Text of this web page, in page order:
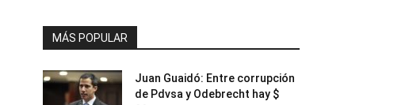
MÁS POPULAR
Juan Guaidó: Entre corrupción
de Pdvsa y Odebrecht hay $